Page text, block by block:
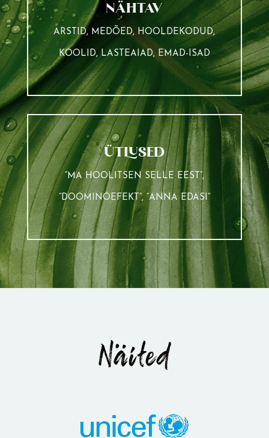
NÄHTAV
ARSTID, MEDÕED, HOOLDEKODUD,
KOOLID, LASTEAIAD, EMAD-ISAD
ÜTLUSED
“MA HOOLITSEN SELLE EEST”,
“DOOMINOEFEKT”, “ANNA EDASI”
Näited